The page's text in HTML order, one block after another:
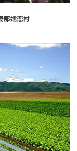
郡嬬恋村